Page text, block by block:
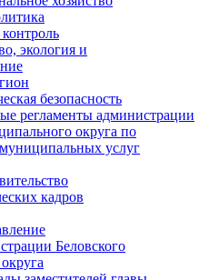
экология и
безопасность
регламенты администрации
округа по
услуг
кадров
Беловского